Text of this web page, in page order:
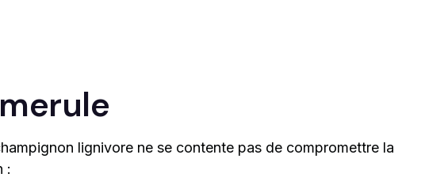
lignivore ne se contente pas de compromettre la
: